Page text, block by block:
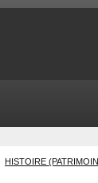
HISTOIRE